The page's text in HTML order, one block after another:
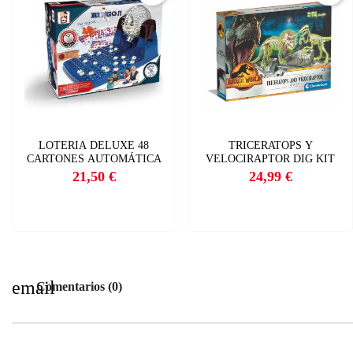
LOTERIA DELUXE 48
CARTONES AUTOMÁTICA
Precio
21,50 €
TRICERATOPS Y
VELOCIRAPTOR DIG KIT
Precio
24,99 €
emailComentarios (0)